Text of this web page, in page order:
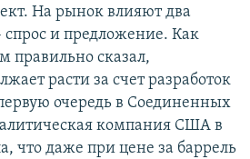
На рынок влияют два
спрос и предложение. Как
правильно сказал,
расти за счет разработок
очередь в Соединенных
компания США в
что даже при цене за баррель